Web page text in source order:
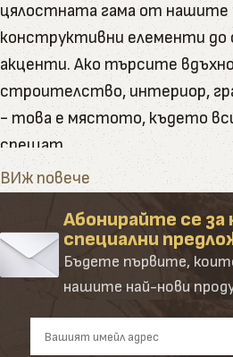
цялостната гама от нашите
конструктивни елементи до
акценти. Ако търсите
строителство, интериор,
- това е мястото, където
срещат.
Тук ще намерите пълната
натурални продукти, които
Категорията обединява в
основни направления – от
дървени материали до
аксесоари. Създадена е така,
клиента лесно и удобно
ВИж повече
Абонирайте се
специални
Бъдете първите,
нашите най-нови